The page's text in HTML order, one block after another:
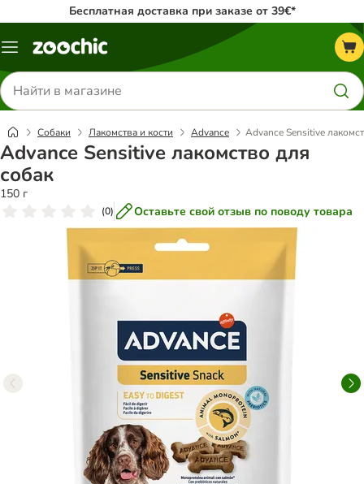
Бесплатная доставка при заказе от 39€*
Каталог
Поиск
товаров
Собаки Лакомства и кости Advance Advance Sensitive
Advance Sensitive лакомство для
собак
150 г
(0) Оставьте свой отзыв по поводу товара